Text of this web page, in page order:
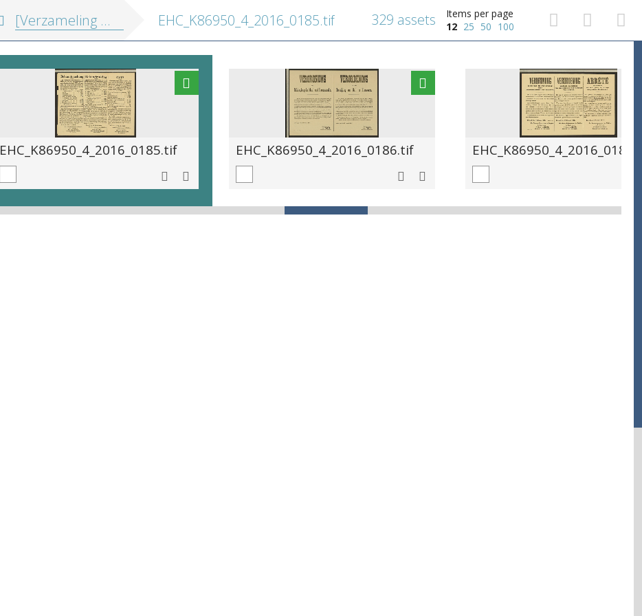
[Verzameling van Belgische en Duitsche oorlogsplakkaten, 1914-1918] EHC_K86950_4_2016_0185.tif
Items per page
12 25 50 100
329 assets
EHC_K86950_4_2016_0185.tif EHC_K86950_4_2016_0186.tif